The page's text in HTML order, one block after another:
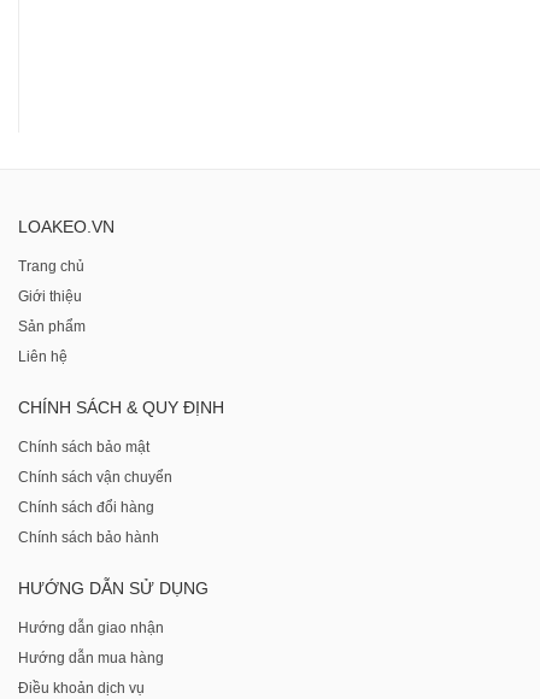
LOAKEO.VN
Trang chủ
Giới thiệu
Sản phẩm
Liên hệ
CHÍNH SÁCH & QUY ĐỊNH
Chính sách bảo mật
Chính sách vận chuyển
Chính sách đổi hàng
Chính sách bảo hành
HƯỚNG DẪN SỬ DỤNG
Hướng dẫn giao nhận
Hướng dẫn mua hàng
Điều khoản dịch vụ